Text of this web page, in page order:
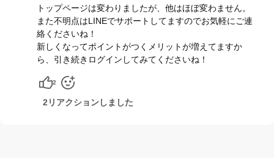
共有
トップページは変わりましたが、他はほぼ変わません。
また不明点はLINEでサポートしてますのでお気軽にご連
絡くださいね！
新しくなってポイントがつくメリットが増えてますか
ら、引き続きログインしてみてくださいね！
2
2リアクションしました